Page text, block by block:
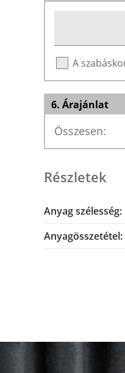
A
6. Árajánlat
Összesen:
Részletek
Anyag szélesség:
Anyagösszetétel: